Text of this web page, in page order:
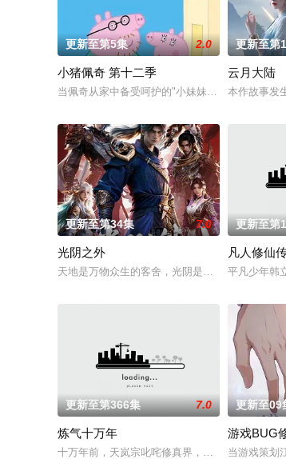
更新至第5集 2.0
小猪佩奇 第十二季
当佩奇从家中备受呵护的"小妹妹"一跃成为肩负
更新至第
云月大陆
本作故事发
更新至第34集 7.0
光阴之外
天地是万物众生的客舍，光阴是古往今来的过客
更新至第
凡人修仙
平凡少年韩
更新至第366集 7.0
炼气十万年
十万年前，天岚宗叱咤修真界，宗内弟子皆是天
更新至09
游戏BUG
当游戏策划